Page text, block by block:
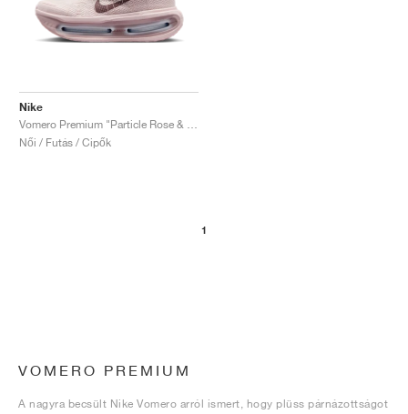
Nike
Női / Futás / Cipők
1
VOMERO PREMIUM
A nagyra becsült Nike Vomero arról ismert, hogy plüss párnázottságot